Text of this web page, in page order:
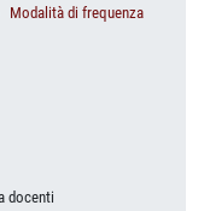
Modalità di frequenza
docenti